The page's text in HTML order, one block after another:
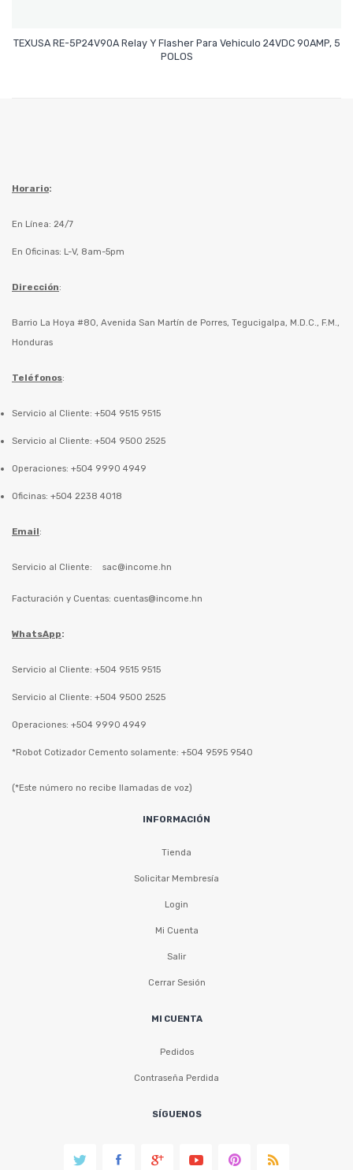
TEXUSA RE-5P24V90A Relay Y Flasher Para Vehiculo 24VDC 90AMP, 5
POLOS
Leer Más
Horario:
En Línea: 24/7
En Oficinas: L-V, 8am-5pm
Dirección:
Barrio La Hoya #80, Avenida San Martín de Porres, Tegucigalpa, M.D.C., F.M.,
Honduras
Teléfonos:
Servicio al Cliente: +504 9515 9515
Servicio al Cliente: +504 9500 2525
Operaciones: +504 9990 4949
Oficinas: +504 2238 4018
Email:
Servicio al Cliente: sac@income.hn
Facturación y Cuentas: cuentas@income.hn
WhatsApp:
Servicio al Cliente: +504 9515 9515
Servicio al Cliente: +504 9500 2525
Operaciones: +504 9990 4949
*Robot Cotizador Cemento solamente: +504 9595 9540
(*Este número no recibe llamadas de voz)
INFORMACIÓN
Tienda
Solicitar Membresía
Login
Mi Cuenta
Salir
Cerrar Sesión
MI CUENTA
Pedidos
Contraseña Perdida
SÍGUENOS